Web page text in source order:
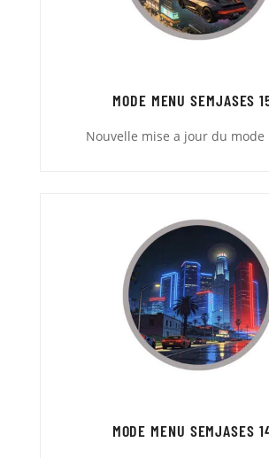
MODE MENU SEMJASES
Nouvelle mise a jour du mode
MODE MENU SEMJASES